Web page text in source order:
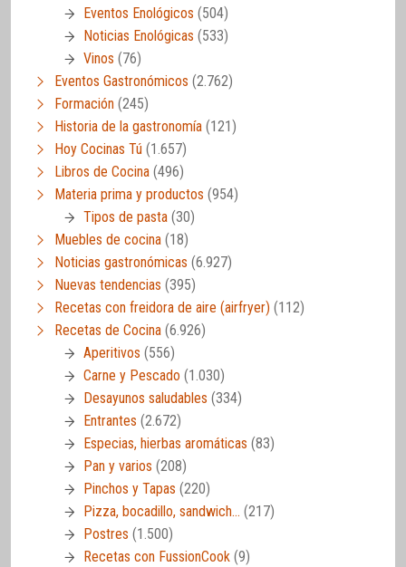
Eventos Enológicos (504)
Noticias Enológicas (533)
Vinos (76)
Eventos Gastronómicos (2.762)
Formación (245)
Historia de la gastronomía (121)
Hoy Cocinas Tú (1.657)
Libros de Cocina (496)
Materia prima y productos (954)
Tipos de pasta (30)
Muebles de cocina (18)
Noticias gastronómicas (6.927)
Nuevas tendencias (395)
Recetas con freidora de aire (airfryer) (112)
Recetas de Cocina (6.926)
Aperitivos (556)
Carne y Pescado (1.030)
Desayunos saludables (334)
Entrantes (2.672)
Especias, hierbas aromáticas (83)
Pan y varios (208)
Pinchos y Tapas (220)
Pizza, bocadillo, sandwich… (217)
Postres (1.500)
Recetas con FussionCook (9)